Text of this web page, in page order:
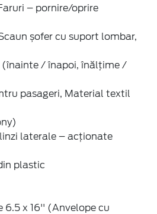
– pornire/oprire
șofer cu suport lombar,
(înainte / înapoi, înălțime /
pasageri, Material textil
laterale – acționate
plastic
6.5 x 16'' (Anvelope cu